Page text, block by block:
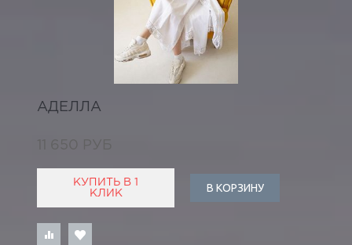
АДЕЛЛА
11 650 РУБ
КУПИТЬ В 1
КЛИК
В КОРЗИНУ